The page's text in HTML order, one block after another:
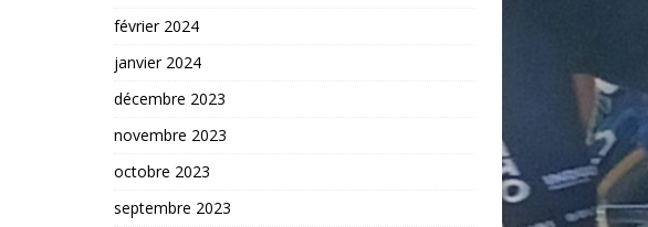
février 2024
janvier 2024
décembre 2023
novembre 2023
octobre 2023
septembre 2023